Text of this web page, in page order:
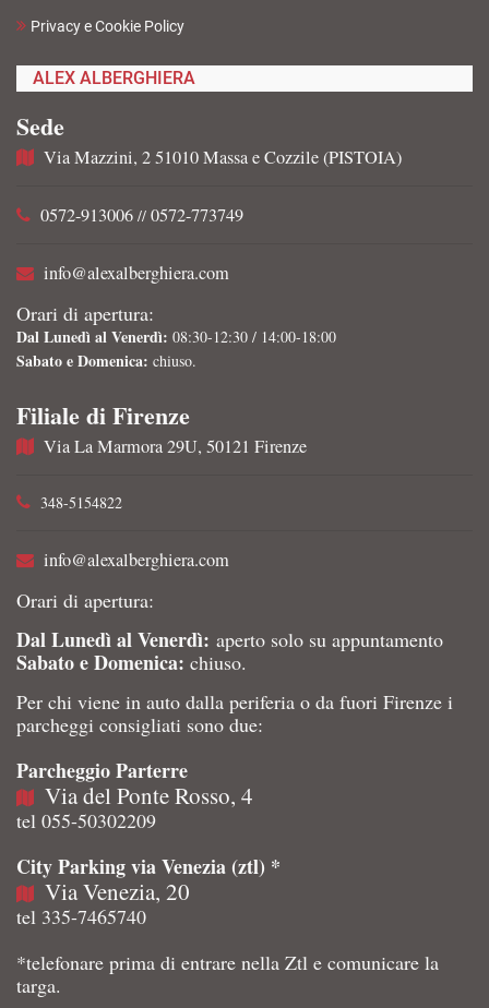
Privacy e Cookie Policy
ALEX ALBERGHIERA
Sede
Via Mazzini, 2 51010 Massa e Cozzile (PISTOIA)
0572-913006 // 0572-773749
info@alexalberghiera.com
Orari di apertura:
Dal Lunedì al Venerdì: 08:30-12:30 / 14:00-18:00
Sabato e Domenica: chiuso.
Filiale di Firenze
Via La Marmora 29U, 50121 Firenze
348-5154822
info@alexalberghiera.com
Orari di apertura:
Dal Lunedì al Venerdì: aperto solo su appuntamento
Sabato e Domenica: chiuso.
Per chi viene in auto dalla periferia o da fuori Firenze i
parcheggi consigliati sono due:
Parcheggio Parterre
Via del Ponte Rosso, 4
tel 055-50302209
City Parking via Venezia (ztl) *
Via Venezia, 20
tel 335-7465740
*telefonare prima di entrare nella Ztl e comunicare la
targa.